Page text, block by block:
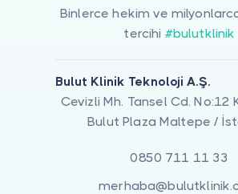
Binlerce hekim ve
tercihi #bulutklinik
Bulut Klinik Teknoloji A.Ş.
Cevizli Mh. Tansel Cd. No:12
Bulut Plaza Maltepe /
0850 711 11 33